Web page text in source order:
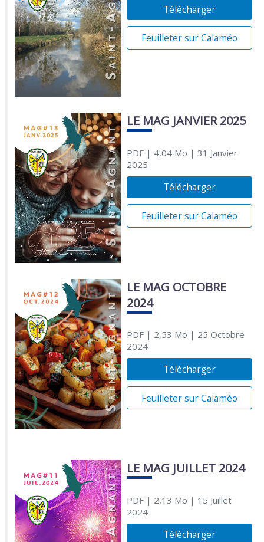
Télécharger
Feuilleter sur Calaméo
LE MAG JANVIER 2025
PDF| 4,04 Mo | 31 Janvier
2025
Télécharger
Feuilleter sur Calaméo
LE MAG OCTOBRE
2024
PDF| 2,53 Mo | 25 Octobre
2024
Télécharger
Feuilleter sur Calaméo
LE MAG JUILLET 2024
PDF| 2,13 Mo | 15 Juillet
2024
Télécharger